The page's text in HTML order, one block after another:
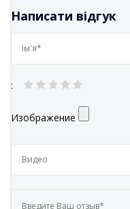
Написати відгук
:
Изображение